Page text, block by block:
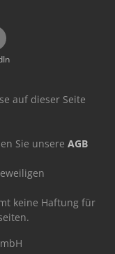
auf dieser Seite
Sie unsere AGB
keine Haftung für